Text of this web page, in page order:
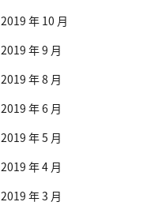
2019 年 10 月
2019 年 9 月
2019 年 8 月
2019 年 6 月
2019 年 5 月
2019 年 4 月
2019 年 3 月